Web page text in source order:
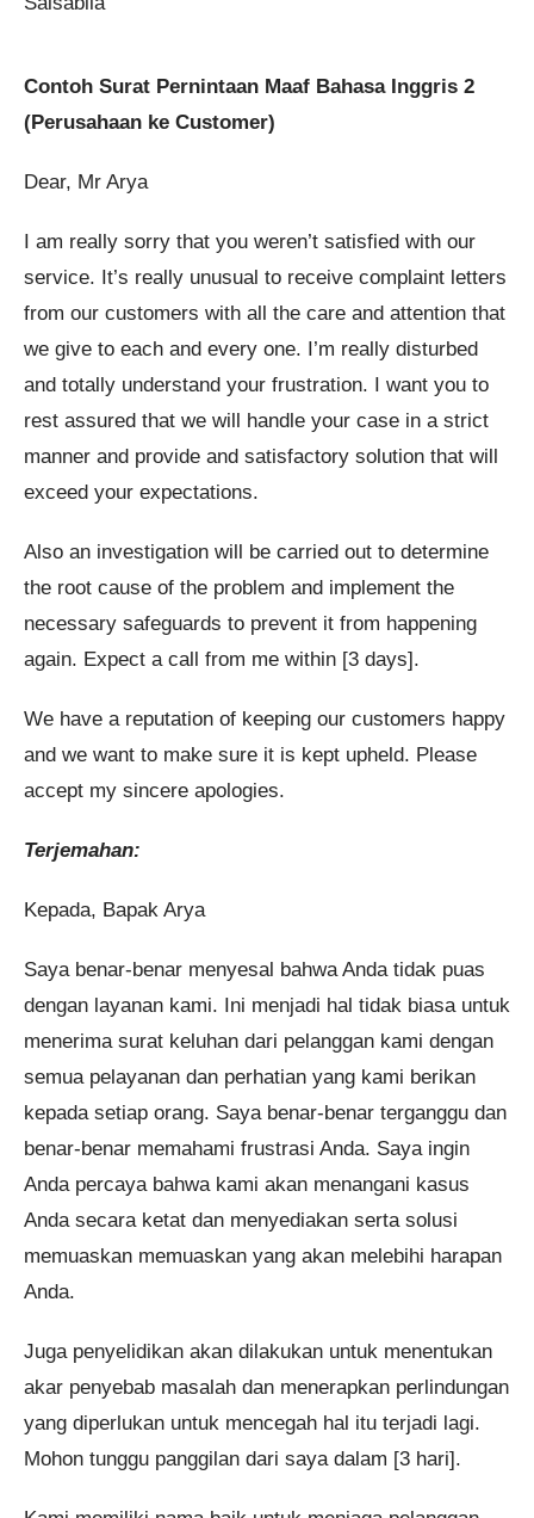
Contoh Surat Pernintaan Maaf Bahasa Inggris 2
(Perusahaan ke Customer)
Dear, Mr Arya
I am really sorry that you weren’t satisfied with our
service. It’s really unusual to receive complaint letters
from our customers with all the care and attention that
we give to each and every one. I’m really disturbed
and totally understand your frustration. I want you to
rest assured that we will handle your case in a strict
manner and provide and satisfactory solution that will
exceed your expectations.
Also an investigation will be carried out to determine
the root cause of the problem and implement the
necessary safeguards to prevent it from happening
again. Expect a call from me within [3 days].
We have a reputation of keeping our customers happy
and we want to make sure it is kept upheld. Please
accept my sincere apologies.
Terjemahan:
Kepada, Bapak Arya
Saya benar-benar menyesal bahwa Anda tidak puas
dengan layanan kami. Ini menjadi hal tidak biasa untuk
menerima surat keluhan dari pelanggan kami dengan
semua pelayanan dan perhatian yang kami berikan
kepada setiap orang. Saya benar-benar terganggu dan
benar-benar memahami frustrasi Anda. Saya ingin
Anda percaya bahwa kami akan menangani kasus
Anda secara ketat dan menyediakan serta solusi
memuaskan memuaskan yang akan melebihi harapan
Anda.
Juga penyelidikan akan dilakukan untuk menentukan
akar penyebab masalah dan menerapkan perlindungan
yang diperlukan untuk mencegah hal itu terjadi lagi.
Mohon tunggu panggilan dari saya dalam [3 hari].